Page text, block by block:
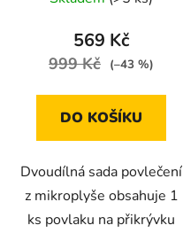
569 Kč
999 Kč (–43 %)
DO KOŠÍKU
Dvoudílná sada povlečení
z mikroplyše obsahuje 1
ks povlaku na přikrývku